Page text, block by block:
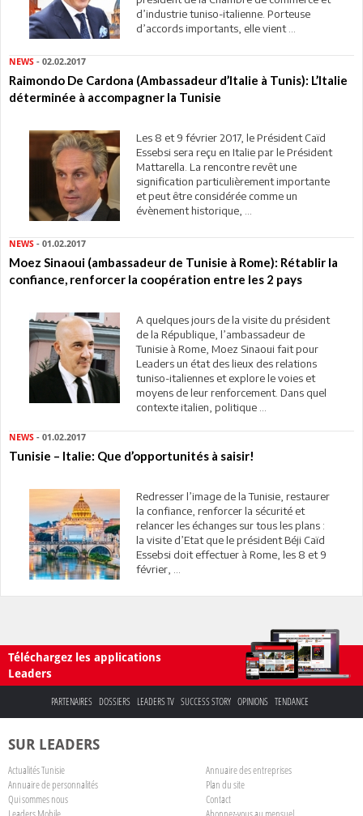
d’industrie tuniso-italienne. Porteuse
d’accords importants, elle vient ...
NEWS - 02.02.2017
Raimondo De Cardona (Ambassadeur d’Italie à Tunis): L’Italie
déterminée à accompagner la Tunisie
Les 8 et 9 février 2017, le Président Caïd
Essebsi sera reçu en Italie par le Président
Mattarella. La rencontre revêt une
signification particulièrement importante
et peut être considérée comme un
évènement historique, ...
NEWS - 01.02.2017
Moez Sinaoui (ambassadeur de Tunisie à Rome): Rétablir la
confiance, renforcer la coopération entre les 2 pays
A quelques jours de la visite du président
de la République, l’ambassadeur de
Tunisie à Rome, Moez Sinaoui fait pour
Leaders un état des lieux des relations
tuniso-italiennes et explore le voies et
moyens de leur renforcement. Dans quel
contexte italien, politique ...
NEWS - 01.02.2017
Tunisie – Italie: Que d’opportunités à saisir!
Redresser l’image de la Tunisie, restaurer
la confiance, renforcer la sécurité et
relancer les échanges sur tous les plans :
la visite d’Etat que le président Béji Caïd
Essebsi doit effectuer à Rome, les 8 et 9
février, ...
Téléchargez les applications
Leaders
PARTENAIRES DOSSIERS LEADERS TV SUCCESS STORY OPINIONS TENDANCE
SUR LEADERS
Actualités Tunisie
Annuaire des entreprises
Annuaire de personnalités
Plan du site
Qui sommes nous
Contact